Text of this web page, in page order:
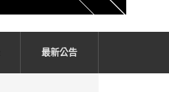
最新公告